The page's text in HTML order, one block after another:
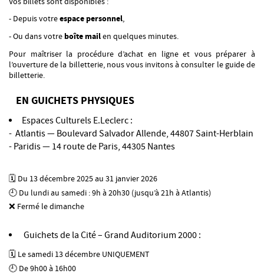
- Depuis votreespace personnel,
- Ou dans votreboîte mailen quelques minutes.
Pour maîtriser la procédure d’achat en ligne et vous préparer à
l’ouverture de la billetterie, nous vous invitons à consulter le guide de
billetterie.
EN GUICHETS PHYSIQUES
Espaces Culturels E.Leclerc :
- Atlantis — Boulevard Salvador Allende, 44807 Saint-Herblain
- Paridis — 14 route de Paris, 44305 Nantes
🗓️ Du 13 décembre 2025 au 31 janvier 2026
🕘 Du lundi au samedi : 9h à 20h30 (jusqu’à 21h à Atlantis)
❌ Fermé le dimanche
Guichets de la Cité – Grand Auditorium 2000 :
🗓️ Le samedi 13 décembre UNIQUEMENT
🕘 De 9h00 à 16h00